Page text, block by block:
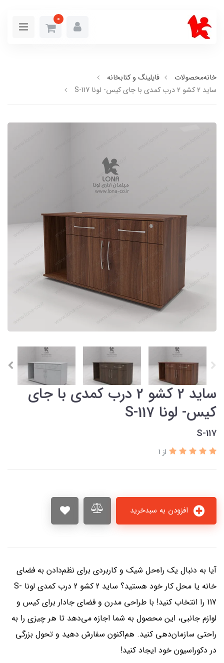
0
خانهمحصولات
فایلینگ و کتابخانه
ساید 2 کشو 2 درب کمدی با جای کیس- لونا S-117
ساید 2 کشو 2 درب کمدی با جای
کیس- لونا S-117
S-117
از 1
آیا به دنبال یک راه‌حل شیک و کاربردی برای نظم‌دادن به فضای
خانه یا محل کار خود هستید؟ ساید 2 کشو 2 درب کمدی لونا S-
117 را انتخاب کنید! با طراحی مدرن و فضای جا‌دار برای کیس و
لوازم جانبی، این محصول به شما اجازه می‌دهد تا هر چیزی را به
راحتی سازمان‌دهی کنید. هم‌اکنون سفارش دهید و تحول بزرگی
در دکوراسیون خود ایجاد کنید!